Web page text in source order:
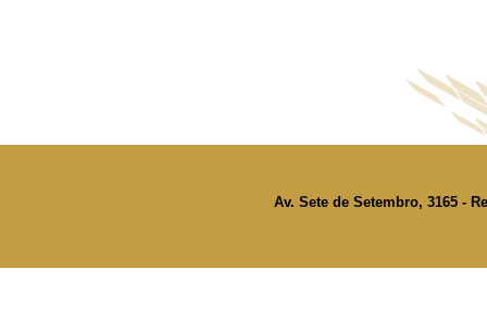
Av. Sete de Setembro, 3165 -